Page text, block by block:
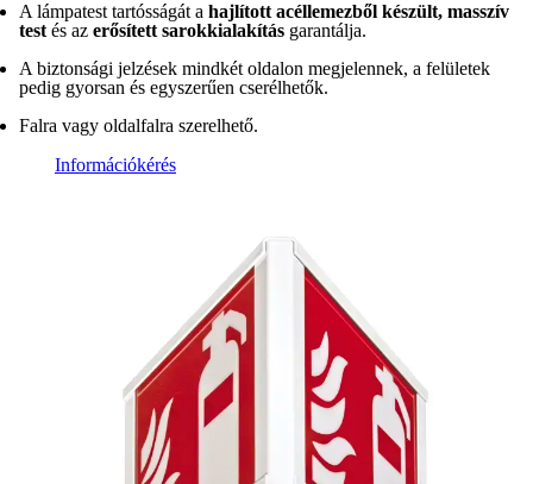
A lámpatest tartósságát a hajlított acéllemezből készült, masszív
test és az erősített sarokkialakítás garantálja.
A biztonsági jelzések mindkét oldalon megjelennek, a felületek
pedig gyorsan és egyszerűen cserélhetők.
Falra vagy oldalfalra szerelhető.
Információkérés